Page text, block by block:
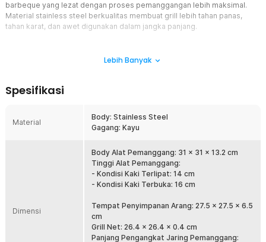
barbeque yang lezat dengan proses pemanggangan lebih maksimal.
Material stainless steel berkualitas membuat grill lebih tahan panas,
tahan karat, dan awet digunakan dalam jangka panjang.
mudah dibawa dan disimpan setelah digunakan. Bentuk compact
atau camping. Sangat cocok untuk aktivitas outdoor seperti
barbeque, piknik, hingga gathering bersama teman dan keluarga.
Bagian body menggunakan stainless steel berkualitas yang kokoh
dan tahan terhadap suhu tinggi saat proses memanggang. Material
ini membantu menghantarkan panas dengan baik sehingga
makanan matang lebih cepat dan merata. Selain kuat, stainless
Area Panggang Luas dan Efisien
Ukuran grill yang luas memungkinkan Anda memanggang berbagai
Lebih Banyak
Spesifikasi
Material
Body: Stainless Steel
Gagang: Kayu
Dimensi
Body Alat Pemanggang: 31 x 31 x 13.2 cm
Tinggi Alat Pemanggang:
- Kondisi Kaki Terlipat: 14 cm
- Kondisi Kaki Terbuka: 16 cm
Tempat Penyimpanan Arang: 27.5 x 27.5 x 6.5
cm
Grill Net: 26.4 x 26.4 x 0.4 cm
Panjang Pengangkat Jaring Pemanggang: